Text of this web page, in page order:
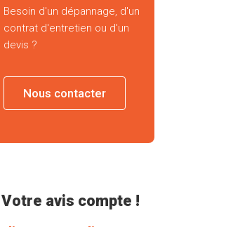
Besoin d'un dépannage, d'un
contrat d'entretien ou d'un
devis ?
Nous contacter
Votre avis compte !